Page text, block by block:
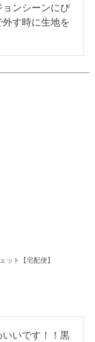
ンシーンにぴ
す時に生地を
ット【宅配便】
いです！！黒